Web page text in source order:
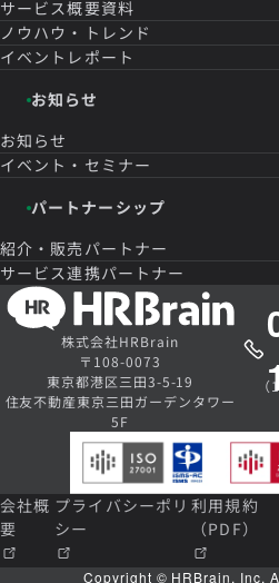
サービス概要資料
ノウハウ・トレンド
イベントレポート
お知らせ
お知らせ
イベント・セミナー
パートナーシップ
紹介・販売パートナー
サービス連携パートナー
株式会社HRBrain
〒108-0073
東京都港区三田3-5-19
住友不動産東京三田ガーデンタワー
5F
会社概
要
プライバシーポリ
シー
利用規約
（PDF）
Copyright © HRBrain, Inc.